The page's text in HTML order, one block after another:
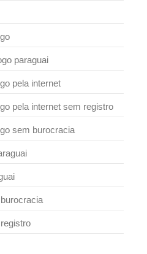
paraguai
pela internet
pela internet sem registro
sem burocracia